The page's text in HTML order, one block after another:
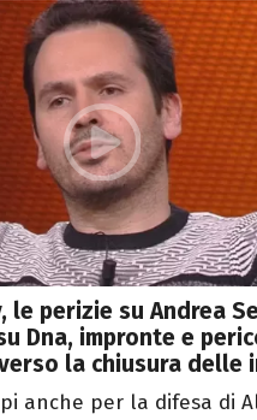
le perizie su Andrea
Dna, impronte e
la chiusura delle
anche per la difesa di